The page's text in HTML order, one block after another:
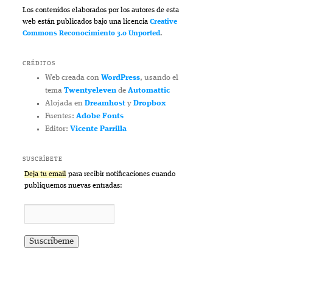
Los contenidos elaborados por los autores de esta
web están publicados bajo una licencia Creative
Commons Reconocimiento 3.0 Unported.
CRÉDITOS
Web creada conWordPress, usando el
temaTwentyeleven deAutomattic
Alojada enDreamhost yDropbox
Fuentes:Adobe Fonts
Editor:Vicente Parrilla
SUSCRÍBETE
Deja tu emailpara recibir notificaciones cuando
publiquemos nuevas entradas: